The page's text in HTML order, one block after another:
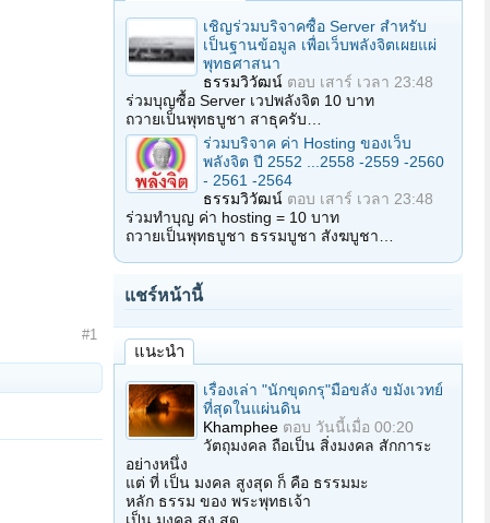
#1
เชิญร่วมบริจาคซื้อ Server สำหรับ
เป็นฐานข้อมูล เพื่อเว็บพลังจิตเผยแผ่
พุทธศาสนา
ธรรมวิวัฒน์ ตอบ เสาร์ เวลา 23:48
ร่วมบุญซื้อ Server เวปพลังจิต 10 บาท
ถวายเป็นพุทธบูชา สาธุครับ…
ร่วมบริจาค ค่า Hosting ของเว็บ
พลังจิต ปี 2552 ...2558 -2559 -2560
- 2561 -2564
ธรรมวิวัฒน์ ตอบ เสาร์ เวลา 23:48
ร่วมทำบุญ ค่า hosting = 10 บาท
ถวายเป็นพุทธบูชา ธรรมบูชา สังฆบูชา…
แชร์หน้านี้
แนะนำ
เรื่องเล่า "นักขุดกรุ"มือขลัง ขมังเวทย์
ที่สุดในแผ่นดิน
Khamphee ตอบ วันนี้เมื่อ 00:20
วัตถุมงคล ถือเป็น สิ่งมงคล สักการะ
อย่างหนึ่ง
แต่ ที่ เป็น มงคล สูงสุด ก็ คือ ธรรมมะ
หลัก ธรรม ของ พระพุทธเจ้า